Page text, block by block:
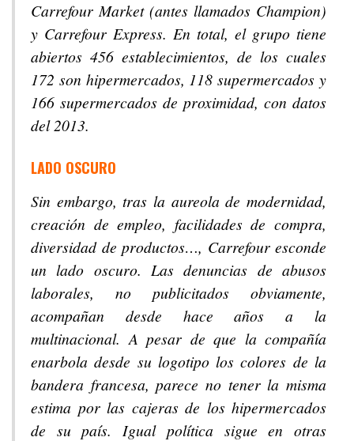
Carrefour Market (antes llamados Champion)
y Carrefour Express. En total, el grupo tiene
abiertos 456 establecimientos, de los cuales
172 son hipermercados, 118 supermercados y
166 supermercados de proximidad, con datos
del 2013.
LADO OSCURO
Sin embargo, tras la aureola de modernidad,
creación de empleo, facilidades de compra,
diversidad de productos…, Carrefour esconde
un lado oscuro. Las denuncias de abusos
laborales, no publicitados obviamente,
acompañan desde hace años a la
multinacional. A pesar de que la compañía
enarbola desde su logotipo los colores de la
bandera francesa, parece no tener la misma
estima por las cajeras de los hipermercados
de su país. Igual política sigue en otras